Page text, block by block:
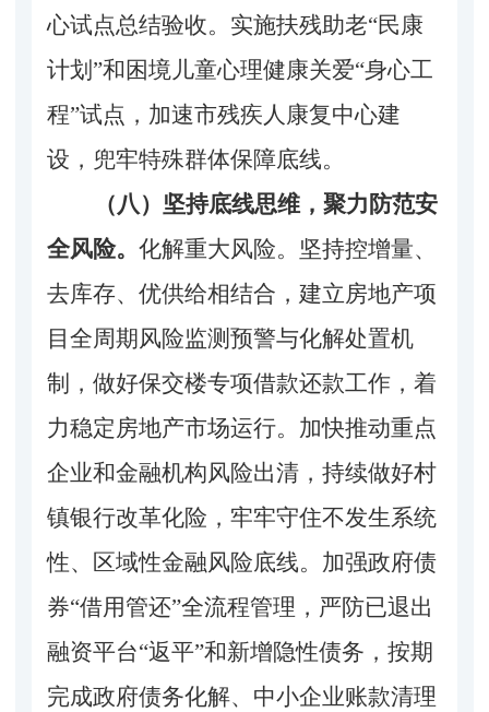
心试点总结验收。实施扶残助老“民康
计划”和困境儿童心理健康关爱“身心工
程”试点，加速市残疾人康复中心建
设，兜牢特殊群体保障底线。
（八）坚持底线思维，聚力防范安
全风险。 化解重大风险。坚持控增量、
去库存、优供给相结合，建立房地产项
目全周期风险监测预警与化解处置机
制，做好保交楼专项借款还款工作，着
力稳定房地产市场运行。加快推动重点
企业和金融机构风险出清，持续做好村
镇银行改革化险，牢牢守住不发生系统
性、区域性金融风险底线。加强政府债
券“借用管还”全流程管理，严防已退出
融资平台“返平”和新增隐性债务，按期
完成政府债务化解、中小企业账款清理